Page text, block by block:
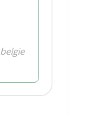
belgie